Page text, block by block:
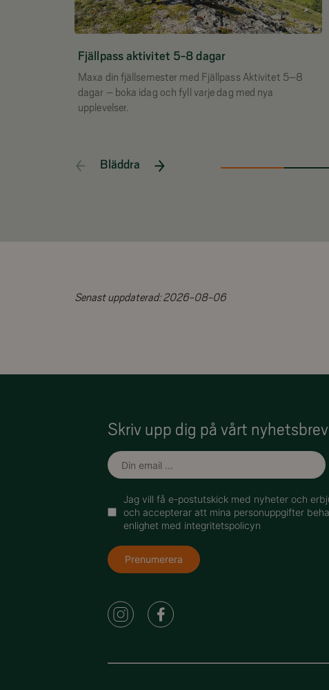
Fjällpass aktivitet 5-8 dagar
Maxa din fjällsemester med Fjällpass Aktivitet 5–8
dagar – boka idag och fyll varje dag med nya
upplevelser.
Bläddra
Senast uppdaterad:2026-08-06
Skriv upp dig på vårt nyhetsbrev
Jag vill få e-postutskick med nyheter och
och accepterar att mina personuppgifter
enlighet med integritetspolicyn
Prenumerera